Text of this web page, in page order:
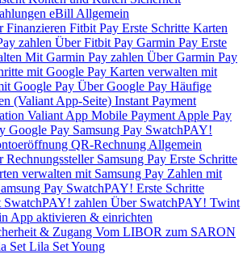
eBill Allgemein
Finanzieren Fitbit Pay Erste Schritte Karten
zahlen Über Fitbit Pay Garmin Pay Erste
Mit Garmin Pay zahlen Über Garmin Pay
mit Google Pay Karten verwalten mit
Google Pay Über Google Pay Häufige
(Valiant App-Seite) Instant Payment
Valiant App Mobile Payment Apple Pay
Google Pay Samsung Pay SwatchPAY!
QR-Rechnung Allgemein
Rechnungssteller Samsung Pay Erste Schritte
verwalten mit Samsung Pay Zahlen mit
Pay SwatchPAY! Erste Schritte
zahlen Über SwatchPAY! Twint
App aktivieren & einrichten
& Zugang Vom LIBOR zum SARON
Set Lila Set Young